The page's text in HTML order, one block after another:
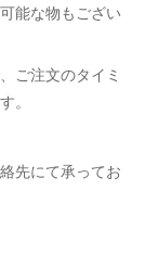
能な物もござい
ご注文のタイミ
。
先にて承ってお